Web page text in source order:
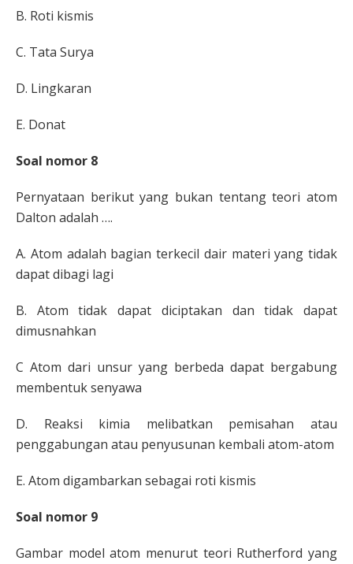
B. Roti kismis
C. Tata Surya
D. Lingkaran
E. Donat
Soal nomor 8
Pernyataan berikut yang bukan tentang teori atom
Dalton adalah ….
A. Atom adalah bagian terkecil dair materiyang tidak
dapat dibagi lagi
B. Atom tidak dapat diciptakan dan tidakdapat
dimusnahkan
C Atom dari unsur yang berbeda dapat bergabung
membentuk senyawa
D.
Reaksi kimia melibatkan pemisahan atau
penggabungan atau penyusunan kembali atom-atom
E. Atom digambarkan sebagai roti kismis
Soal nomor 9
Gambar model atom menurut teori Rutherford yang